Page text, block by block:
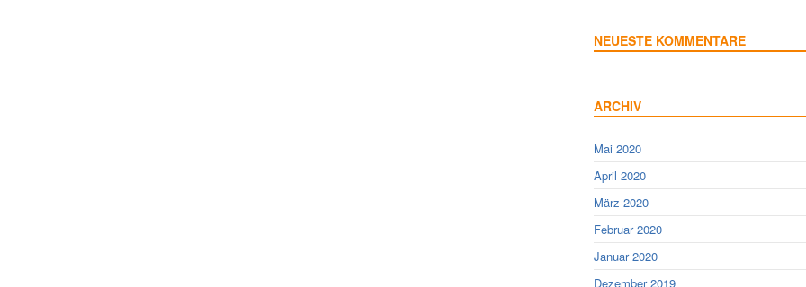
NEUESTE KOMMENTARE
ARCHIV
Mai 2020
April 2020
März 2020
Februar 2020
Januar 2020
Dezember 2019